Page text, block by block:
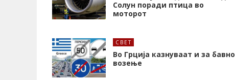
Солун поради птица во
моторот
СВЕТ
Во Грција казнуваат и за бавно
возење